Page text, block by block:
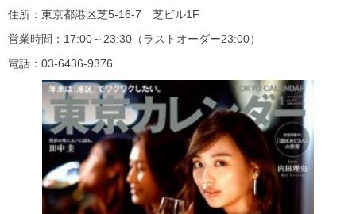
住所：東京都港区芝5-16-7 芝ビル1F
営業時間：17:00～23:30（ラストオーダー23:00）
電話：03-6436-9376